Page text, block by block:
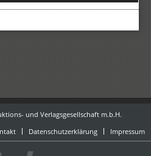
und Verlagsgesellschaft m.b.H.
Datenschutzerklärung Impressum